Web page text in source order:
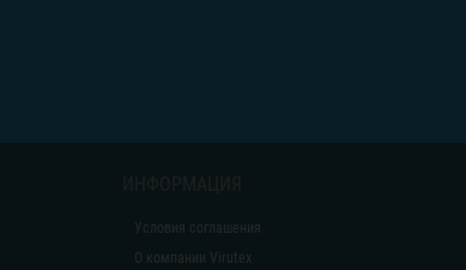
Условия соглашения
О компании Virutex